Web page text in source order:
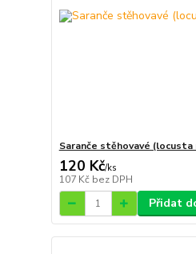
Saranče stěhovavé
120 Kč/ks
107 Kč bez DPH
Přidat